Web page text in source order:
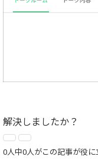
解決しましたか？
0人中0人がこの記事が役